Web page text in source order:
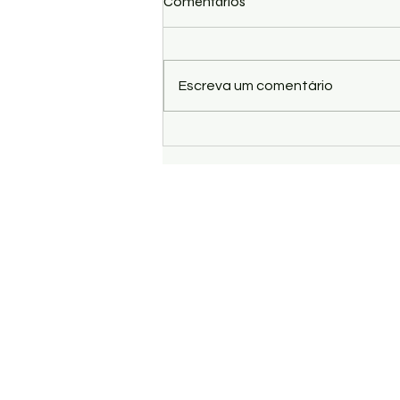
Escreva um comentário